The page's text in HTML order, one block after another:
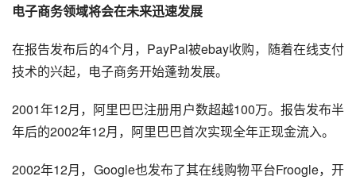
电子商务领域将会在未来迅速发展
在报告发布后的4个月，PayPal被ebay收购，随着在线支付
技术的兴起，电子商务开始蓬勃发展。
2001年12月， 阿里巴巴注册用户数超越100万。报告发布半
年后的2002年12月， 阿里巴巴首次实现全年正现金流入。
2002年12月，Google也发布了其在线购物平台Froogle，开